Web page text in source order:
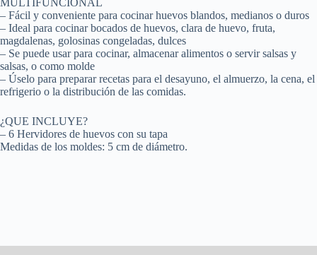
MULTIFUNCIONAL
– Fácil y conveniente para cocinar huevos blandos, medianos o duros
– Ideal para cocinar bocados de huevos, clara de huevo, fruta,
magdalenas, golosinas congeladas, dulces
– Se puede usar para cocinar, almacenar alimentos o servir salsas y
salsas, o como molde
– Úselo para preparar recetas para el desayuno, el almuerzo, la cena, el
refrigerio o la distribución de las comidas.
¿QUE INCLUYE?
– 6 Hervidores de huevos con su tapa
Medidas de los moldes: 5 cm de diámetro.